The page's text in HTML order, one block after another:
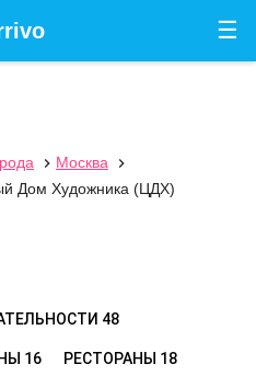
☰
 Москва

Дом Художника (ЦДХ)
48
16 РЕСТОРАНЫ 18